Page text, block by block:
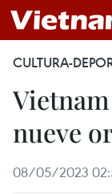
CULTURA-
nueve
08/05/2023